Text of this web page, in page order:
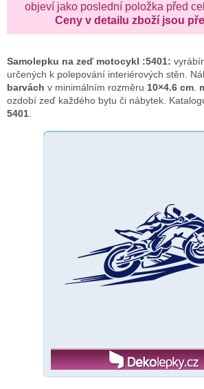
objeví jako poslední položka před
Ceny v detailu zboží jsou
Samolepku na zeď motocykl :5401:
určených k polepování interiérových stěn.
barvách v minimálním rozměru 10×4.6 cm
ozdobí zeď každého bytu či nábytek.
5401